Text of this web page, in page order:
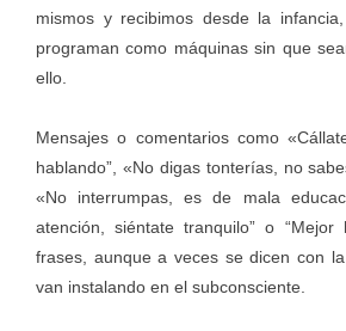
mismos y recibimos desde la
programan como máquinas sin que
ello.
Mensajes o comentarios como
hablando”, «No digas tonterías, no
«No interrumpas, es de mala
atención, siéntate tranquilo” o “Mejor
frases, aunque a veces se dicen con
van instalando en el subconsciente.